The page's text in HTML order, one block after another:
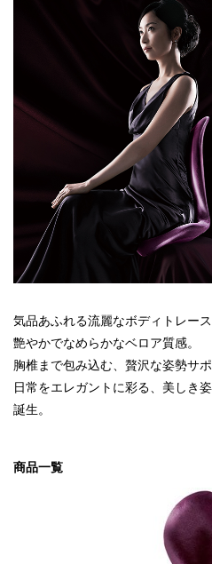
気品あふれる流麗なボディトレース
艶やかでなめらかなベロア質感。
胸椎まで包み込む、贅沢な姿勢サポ
日常をエレガントに彩る、美しき
誕生。
商品一覧